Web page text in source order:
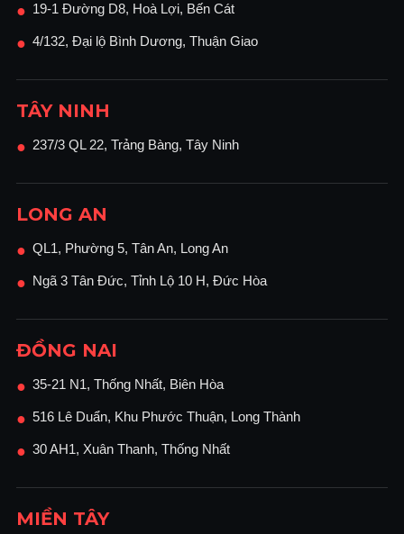
● 19-1 Đường D8, Hoà Lợi, Bến Cát
● 4/132, Đại lộ Bình Dương, Thuận Giao
TÂY NINH
● 237/3 QL 22, Trảng Bàng, Tây Ninh
LONG AN
● QL1, Phường 5, Tân An, Long An
● Ngã 3 Tân Đức, Tỉnh Lộ 10 H, Đức Hòa
ĐỒNG NAI
● 35-21 N1, Thống Nhất, Biên Hòa
● 516 Lê Duẩn, Khu Phước Thuận, Long Thành
● 30 AH1, Xuân Thanh, Thống Nhất
MIỀN TÂY